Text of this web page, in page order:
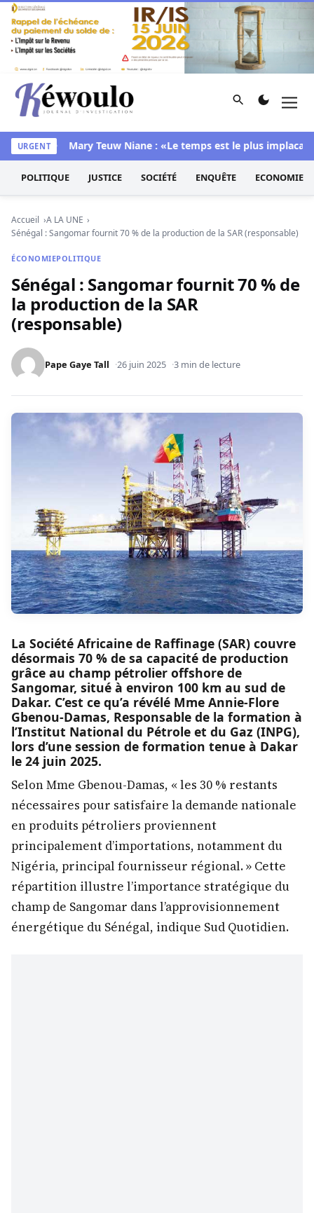
Aller au contenu
Kéwoulo, le premier site d'information et d'investigation
Rechercher
URGENTMary Teuw Niane : «Le temps est le plus implacable
POLITIQUE JUSTICE SOCIÉTÉ ENQUÊTE ECONOMIE
Accueil
A LA UNE
Sénégal : Sangomar fournit 70 % de la production de la SAR (responsable)
ÉCONOMIEPOLITIQUE
Sénégal : Sangomar fournit 70 % de
la production de la SAR
(responsable)
Pape Gaye Tall 26 juin 2025 3 min de lecture
La Société Africaine de Raffinage (SAR) couvre
désormais 70 % de sa capacité de production
grâce au champ pétrolier offshore de
Sangomar, situé à environ 100 km au sud de
Dakar. C’est ce qu’a révélé Mme Annie-Flore
Gbenou-Damas, Responsable de la formation à
l’Institut National du Pétrole et du Gaz (INPG),
lors d’une session de formation tenue à Dakar
le 24 juin 2025.
Selon Mme Gbenou-Damas, « les 30 % restants
nécessaires pour satisfaire la demande nationale
en produits pétroliers proviennent
principalement d’importations, notamment du
Nigéria, principal fournisseur régional. » Cette
répartition illustre l’importance stratégique du
champ de Sangomar dans l’approvisionnement
énergétique du Sénégal, indique Sud Quotidien.